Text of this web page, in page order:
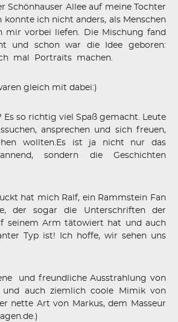
Schönhauser Allee auf meine Tochter
ich nicht anders, als Menschen
mir vorbei liefen. Die Mischung fand
und schon war die Idee geboren:
mal Portraits machen.
gleich mit dabei:)
Es so richtig viel Spaß gemacht. Leute
ansprechen und sich freuen,
wollten.Es ist ja nicht nur das
sondern die Geschichten
hat mich Ralf, ein Rammstein Fan
der sogar die Unterschriften der
seinem Arm tätowiert hat und auch
Typ ist! Ich hoffe, wir sehen uns
und freundliche Ausstrahlung von
auch ziemlich coole Mimik von
nette Art von Markus, dem Masseur